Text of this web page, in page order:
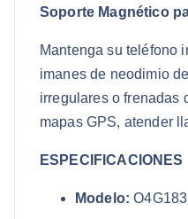
Soporte Magnético
Mantenga su teléfono
imanes de neodimio
irregulares o frenadas
mapas GPS, atender
ESPECIFICACIONES
Modelo: O4G183